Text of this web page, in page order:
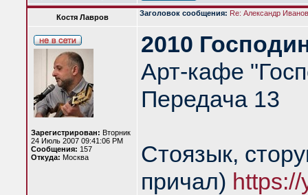
Костя Лавров Заголовок сообщения: Re: Александр
Зарегистрирован: Вторник
24 Июль 2007 09:41:06 PM
Сообщения: 157
Откуда: Москва
2010
Арт-кафе
Передача 13
Стоязык,
причал)